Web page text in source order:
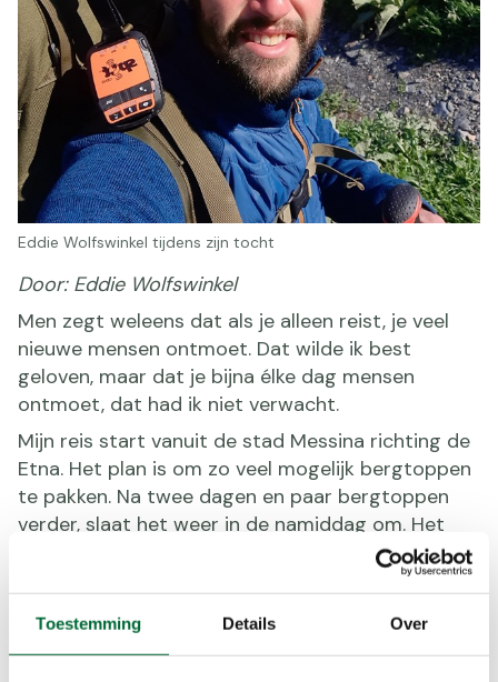
Toestemming Details Over
Door: Eddie Wolfswinkel
Men zegt weleens dat als je alleen reist, je veel
nieuwe mensen ontmoet. Dat wilde ik best
geloven, maar dat je bijna élke dag mensen
ontmoet, dat had ik niet verwacht.
Mijn reis start vanuit de stad Messina richting de
Etna. Het plan is om zo veel mogelijk bergtoppen
te pakken. Na twee dagen en paar bergtoppen
verder, slaat het weer in de namiddag om. Het
beoogde dorp ligt een aantal kilometer verder op
me te wachten. Het wordt guur in de bergen, de
op. Ik loop de bergtop af, 300 meter naar
beneden. Daar kom ik een erf met enkel een
Eddie Wolfswinkel tijdens zijn tocht